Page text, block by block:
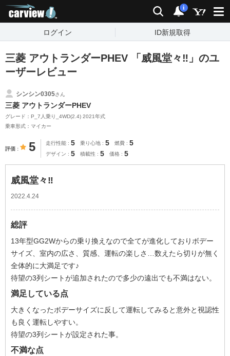
検索 通知
i
ログイン ID新規取得
三菱 アウトランダーPHEV 「威風堂々‼︎」のユ
ーザーレビュー
シンシン0305さん
三菱 アウトランダーPHEV
グレード：P_7人乗り_4WD(2.4) 2021年式
乗車形式：マイカー
評価 5 走行性能 5 乗り心地 5 燃費 5
デザイン 5 積載性 5 価格 5
威風堂々‼︎
2022.4.24
総評
13年型GG2Wからの乗り換えなので全てが進化しておりボデー
サイズ、室内の広さ、質感、運転の楽しさ…数えたら切りが無く
全体的に大満足です♪
待望の3列シートが追加されたので多少の遠出でも不満はない。
満足している点
大きくなったボデーサイズに反して運転してみると意外と視認性
も良く運転しやすい。
待望の3列シートが設定された事。
不満な点